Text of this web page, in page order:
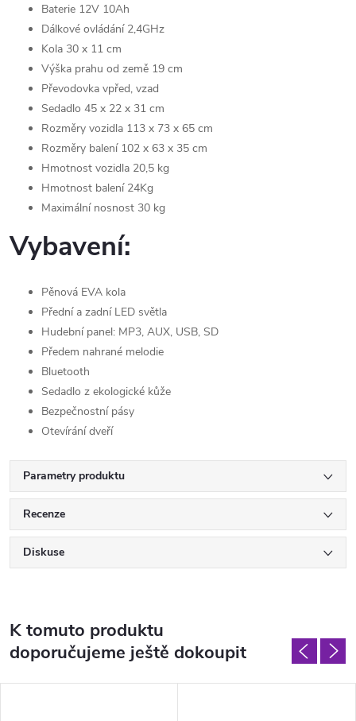
Baterie 12V 10Ah
Dálkové ovládání 2,4GHz
Kola 30 x 11 cm
Výška prahu od země 19 cm
Převodovka vpřed, vzad
Sedadlo 45 x 22 x 31 cm
Rozměry vozidla 113 x 73 x 65 cm
Rozměry balení 102 x 63 x 35 cm
Hmotnost vozidla 20,5 kg
Hmotnost balení 24Kg
Maximální nosnost 30 kg
Vybavení:
Pěnová EVA kola
Přední a zadní LED světla
Hudební panel: MP3, AUX, USB, SD
Předem nahrané melodie
Bluetooth
Sedadlo z ekologické kůže
Bezpečnostní pásy
Otevírání dveří
Parametry produktu
Recenze
Diskuse
K tomuto produktu
doporučujeme ještě dokoupit